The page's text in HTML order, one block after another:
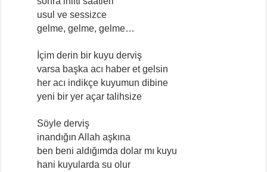
usul ve sessizce
gelme, gelme, gelme…
İçim derin bir kuyu derviş
varsa başka acı haber et gelsin
her acı indikçe kuyumun dibine
yeni bir yer açar talihsize
Söyle derviş
inandığın Allah aşkına
ben beni aldığımda dolar mı kuyu
hani kuyularda su olur